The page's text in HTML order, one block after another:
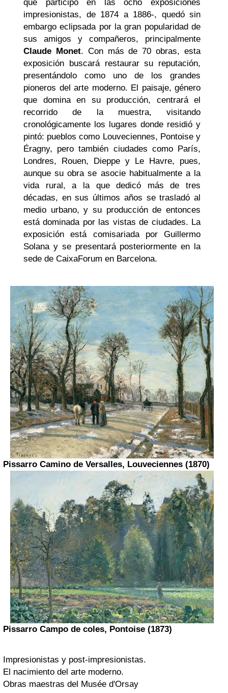
que participó en las ocho exposiciones
impresionistas, de 1874 a 1886-, quedó sin
embargo eclipsada por la gran popularidad de
sus amigos y compañeros, principalmente
Claude Monet. Con más de 70 obras, esta
exposición buscará restaurar su reputación,
presentándolo como uno de los grandes
pioneros del arte moderno. El paisaje, género
que domina en su producción, centrará el
recorrido de la muestra, visitando
cronológicamente los lugares donde residió y
pintó: pueblos como Louveciennes, Pontoise y
Éragny, pero también ciudades como París,
Londres, Rouen, Dieppe y Le Havre, pues,
aunque su obra se asocie habitualmente a la
vida rural, a la que dedicó más de tres
décadas, en sus últimos años se trasladó al
medio urbano, y su producción de entonces
está dominada por las vistas de ciudades. La
exposición está comisariada por Guillermo
Solana y se presentará posteriormente en la
sede de CaixaForum en Barcelona.
Pissarro Camino de Versalles, Louveciennes (1870)
Pissarro Campo de coles, Pontoise (1873)
Impresionistas y post-impresionistas.
El nacimiento del arte moderno.
Obras maestras del Musée d'Orsay